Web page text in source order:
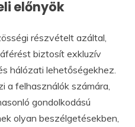
előnyök
részvételt azáltal,
biztosít exkluzív
hálózati lehetőségekhez.
a felhasználók számára,
gondolkodású
olyan beszélgetésekben,